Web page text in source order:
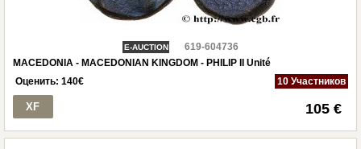
E-AUCTION
619-604736
MACEDONIA - MACEDONIAN KINGDOM - PHILIP II Unité
Оценить: 140€ 10 Участников
XF 105 €